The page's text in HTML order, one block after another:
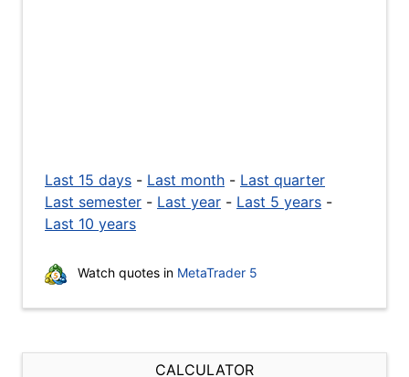
Last 15 days - Last month - Last quarter
Last semester - Last year - Last 5 years -
Last 10 years
Watch quotes in MetaTrader 5
CALCULATOR